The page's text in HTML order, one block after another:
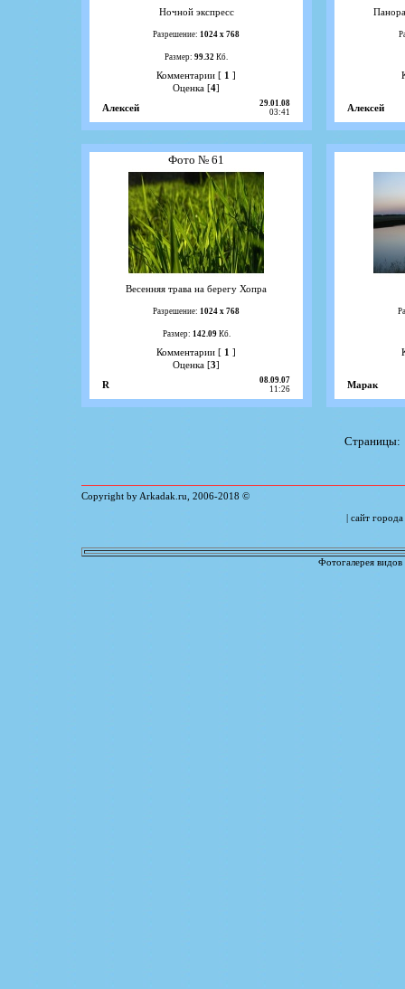
Ночной экспресс
Разрешение: 1024 х 768
Размер: 99.32 Кб.
Комментарии [ 1 ]
Оценка [4]
Алексей
29.01.08
03:41
Алексей
Фото № 61
Весенняя трава на берегу Хопра
Разрешение: 1024 х 768
Размер: 142.09Кб.
Комментарии [ 1 ]
Оценка [3]
R
08.09.07
11:26
Марак
Страницы:
Copyright by Arkadak.ru, 2006-2018 ©
| сайт города
Фотогалерея видов